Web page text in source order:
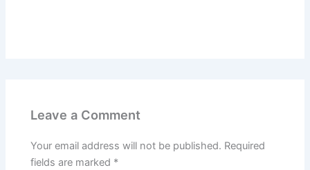
Leave a Comment
Your email address will not be published. Required
fields are marked *